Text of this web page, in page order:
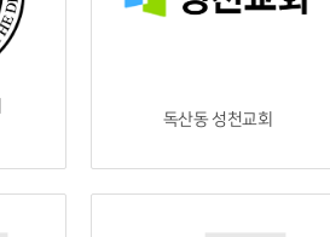
독산동 성천교회